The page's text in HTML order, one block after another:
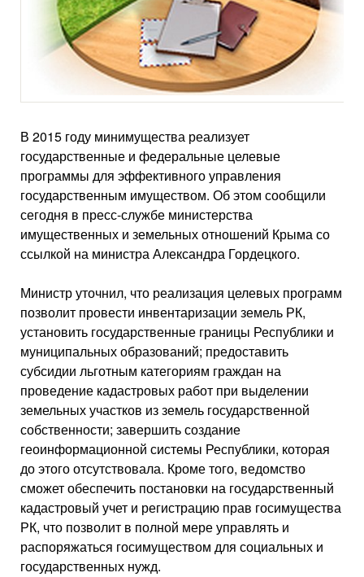
В 2015 году минимущества реализует
государственные и федеральные целевые
программы для эффективного управления
государственным имуществом. Об этом сообщили
сегодня в пресс-службе министерства
имущественных и земельных отношений Крыма со
ссылкой на министра Александра Гордецкого.
Министр уточнил, что реализация целевых программ
позволит провести инвентаризации земель РК,
установить государственные границы Республики и
муниципальных образований; предоставить
субсидии льготным категориям граждан на
проведение кадастровых работ при выделении
земельных участков из земель государственной
собственности; завершить создание
геоинформационной системы Республики, которая
до этого отсутствовала. Кроме того, ведомство
сможет обеспечить постановки на государственный
кадастровый учет и регистрацию прав госимущества
РК, что позволит в полной мере управлять и
распоряжаться госимуществом для социальных и
государственных нужд.